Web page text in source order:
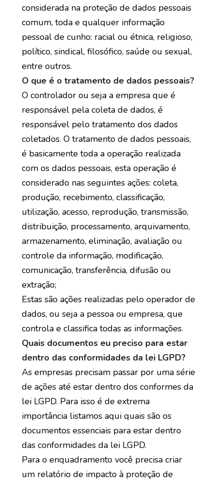
considerada na proteção de dados pessoais
comum, toda e qualquer informação
pessoal de cunho: racial ou étnica, religioso,
político, sindical, filosófico, saúde ou sexual,
entre outros.
O que é o tratamento de dados pessoais?
O controlador ou seja a empresa que é
responsável pela coleta de dados, é
responsável pelo tratamento dos dados
coletados. O tratamento de dados pessoais,
é basicamente toda a operação realizada
com os dados pessoais, esta operação é
considerado nas seguintes ações: coleta,
produção, recebimento, classificação,
utilização, acesso, reprodução, transmissão,
distribuição, processamento, arquivamento,
armazenamento, eliminação, avaliação ou
controle da informação, modificação,
comunicação, transferência, difusão ou
extração;
Estas são ações realizadas pelo operador de
dados, ou seja a pessoa ou empresa, que
controla e classifica todas as informações.
Quais documentos eu preciso para estar
dentro das conformidades da lei LGPD?
As empresas precisam passar por uma série
de ações até estar dentro dos conformes da
lei LGPD. Para isso é de extrema
importância listamos aqui quais são os
documentos essenciais para estar dentro
das conformidades da lei LGPD.
Para o enquadramento você precisa criar
um relatório de impacto à proteção de